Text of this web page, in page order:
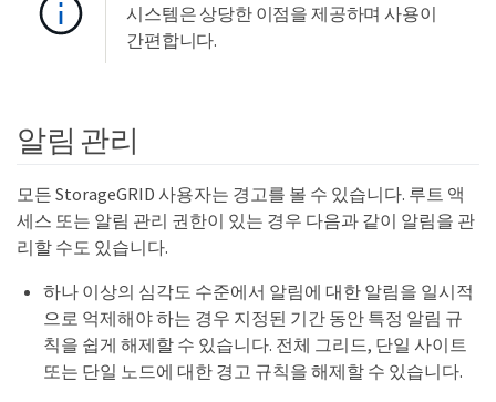
시스템은 상당한 이점을 제공하며 사용이
간편합니다.
알림 관리
모든 StorageGRID 사용자는 경고를 볼 수 있습니다. 루트 액
세스 또는 알림 관리 권한이 있는 경우 다음과 같이 알림을 관
리할 수도 있습니다.
하나 이상의 심각도 수준에서 알림에 대한 알림을 일시적
으로 억제해야 하는 경우 지정된 기간 동안 특정 알림 규
칙을 쉽게 해제할 수 있습니다. 전체 그리드, 단일 사이트
또는 단일 노드에 대한 경고 규칙을 해제할 수 있습니다.